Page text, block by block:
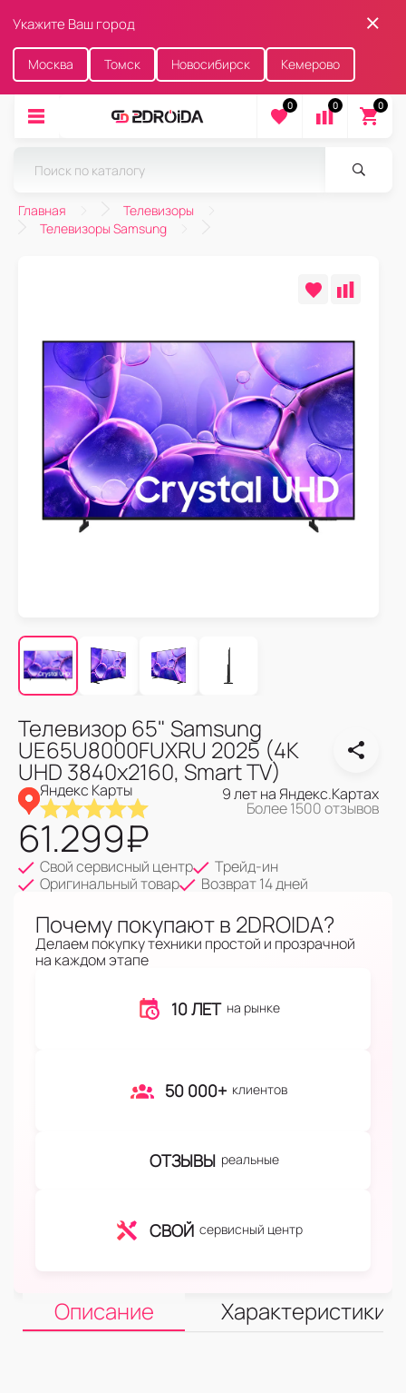
Укажите Ваш город
Москва Томск Новосибирск Кемерово
0 0 0
Главная
Телевизоры
Телевизоры Samsung
Телевизор 65" Samsung
UE65U8000FUXRU 2025 (4K
UHD 3840x2160, Smart TV)
Яндекс Карты 9 лет на Яндекс.Картах
Более 1500 отзывов
61.299₽
Свой сервисный центр
Трейд-ин
Оригинальный товар
Возврат 14 дней
Почему покупают в 2DROIDA?
Делаем покупку техники простой и прозрачной
на каждом этапе
10 ЛЕТ на рынке
50 000+ клиентов
ОТЗЫВЫ реальные
СВОЙ сервисный центр
Описание Характеристики